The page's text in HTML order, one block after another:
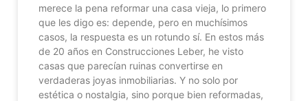
merece la pena reformar una casa vieja, lo primero
que les digo es: depende, pero en muchísimos
casos, la respuesta es un rotundo sí. En estos más
de 20 años en Construcciones Leber, he visto
casas que parecían ruinas convertirse en
verdaderas joyas inmobiliarias. Y no solo por
estética o nostalgia, sino porque bien reformadas,